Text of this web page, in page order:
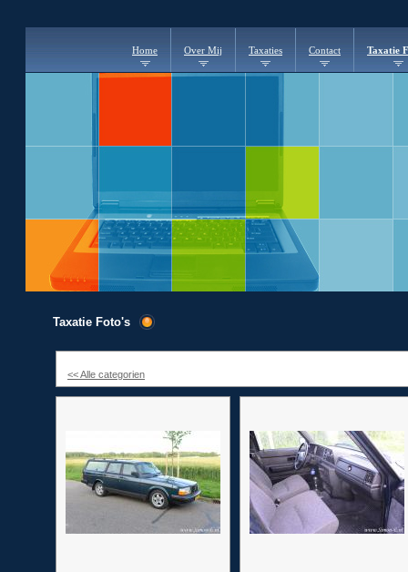
Home Over Mij Taxaties Contact Taxatie
Taxatie Foto's
<< Alle categorien